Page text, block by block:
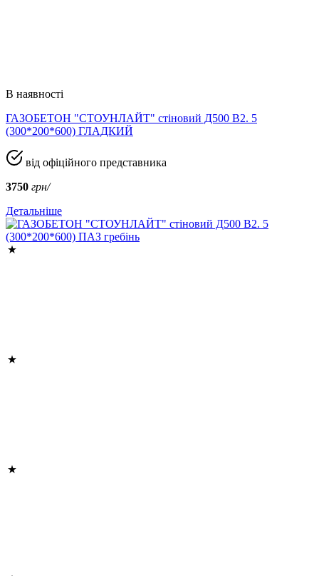
В наявності
ГАЗОБЕТОН "СТОУНЛАЙТ" стіновий Д500 В2. 5
(300*200*600) ГЛАДКИЙ
від офіційного представника
3750 грн/
Детальніше